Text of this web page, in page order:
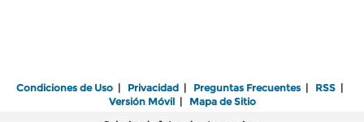
Condiciones de Uso | Privacidad | Preguntas Frecuentes | RSS |
Versión Móvil| Mapa de Sitio